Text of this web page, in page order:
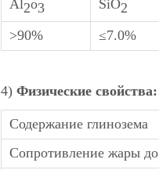
Al2o3 SiO2
>90%
≤7.0%
4) Физические свойства:
Содержание глинозема
Сопротивление жары до